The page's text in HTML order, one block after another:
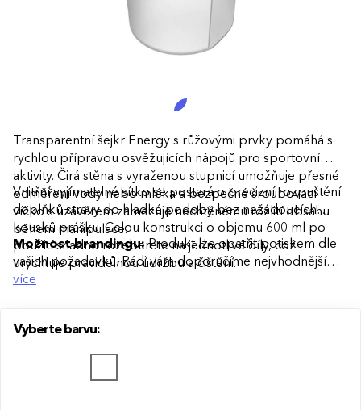
Transparentní šejkr Energy s růžovými prvky pomáhá s
rychlou přípravou osvěžujících nápojů pro sportovní
aktivity. Čirá stěna s vyraženou stupnicí umožňuje přesné
odměření vody nebo mléka a bezpečné šroubovací
víčko s uzávěrem zamezuje nechtěnému rozlití obsahu
během manipulace.
Vnitřní vyjímatelné sítko se postará o precizní rozpuštění
doplňků stravy do hladké podoby bez nežádoucích
kousků prášku. Celou konstrukci o objemu 600 ml po
použití snadno rozeberete na jednotlivé díly, což
urychluje pravidelnou údržbu a čištění.
Možnost brandingu:Produkt lze opatřit potiskem dle
vašich požadavků. Rádi vám doporučíme nejvhodnější
technologii potisku s ohledem na design i váš rozpočet.
více
Vyberte barvu: